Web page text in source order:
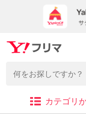
カテゴリ